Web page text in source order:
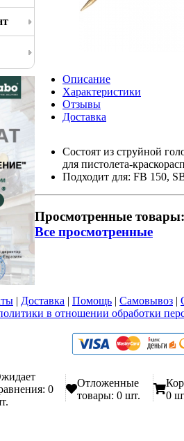
Описание
Характеристики
Отзывы
Доставка
Состоят из струйной
для пистолета-
Подходит для: FB 150,
Просмотренные товары:
Все просмотренные
| Доставка | Помощь | Самовывоз |
в отношении обработки
0
Отложенные
товары: 0 шт.
0